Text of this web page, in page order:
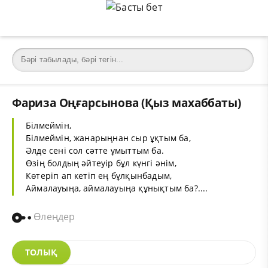
Фариза Оңғарсынова (Қыз махаббаты)
Білмеймін,
Білмеймін, жанарыңнан сыр ұқтым ба,
Әлде сені сол сәтте ұмыттым ба.
Өзің болдың әйтеуір бұл күнгі әнім,
Көтеріп ап кетіп ең бұлқынбадым,
Аймалауыңа, аймалауыңа құнықтым ба?....
Өлеңдер
ТОЛЫҚ